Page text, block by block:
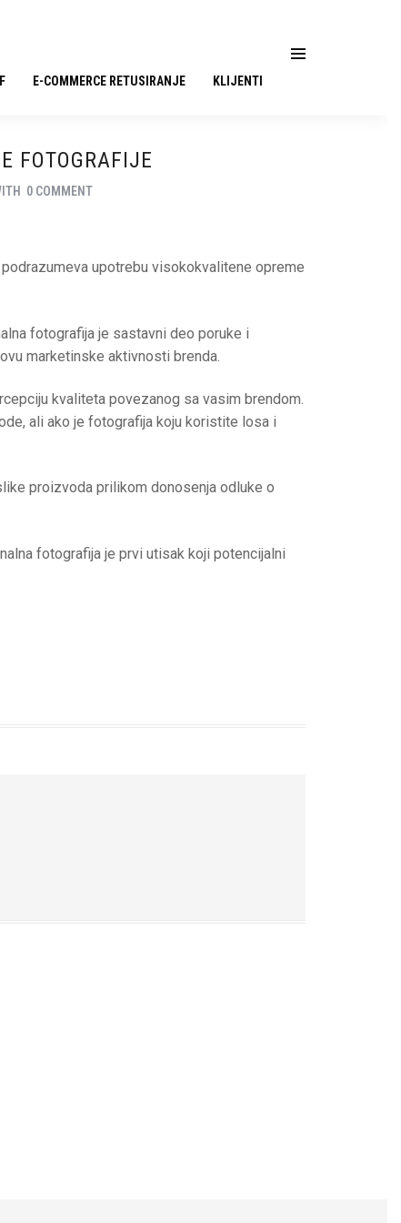
E-COMMERCE RETUSIRANJE
KLIJENTI
FOTOGRAFIJE
0 COMMENT
upotrebu visokokvalitene opreme
fotografija je sastavni deo poruke i
marketinske aktivnosti brenda.
kvaliteta povezanog sa vasim brendom.
ali ako je fotografija koju koristite losa i
proizvoda prilikom donosenja odluke o
fotografija je prvi utisak koji potencijalni